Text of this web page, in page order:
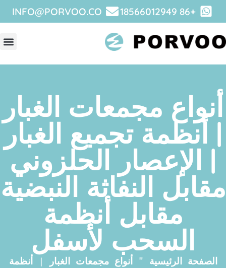
+86 18566012949
INFO@PORVOO.CO
أنواع مجمعات الغبار
| أنظمة تجميع الغبار
| الإعصار الحلزوني
مقابل النفاثة النبضية
مقابل أنظمة
السحب لأسفل
الصفحة الرئيسية "أنواع مجمعات الغبار | أنظمة